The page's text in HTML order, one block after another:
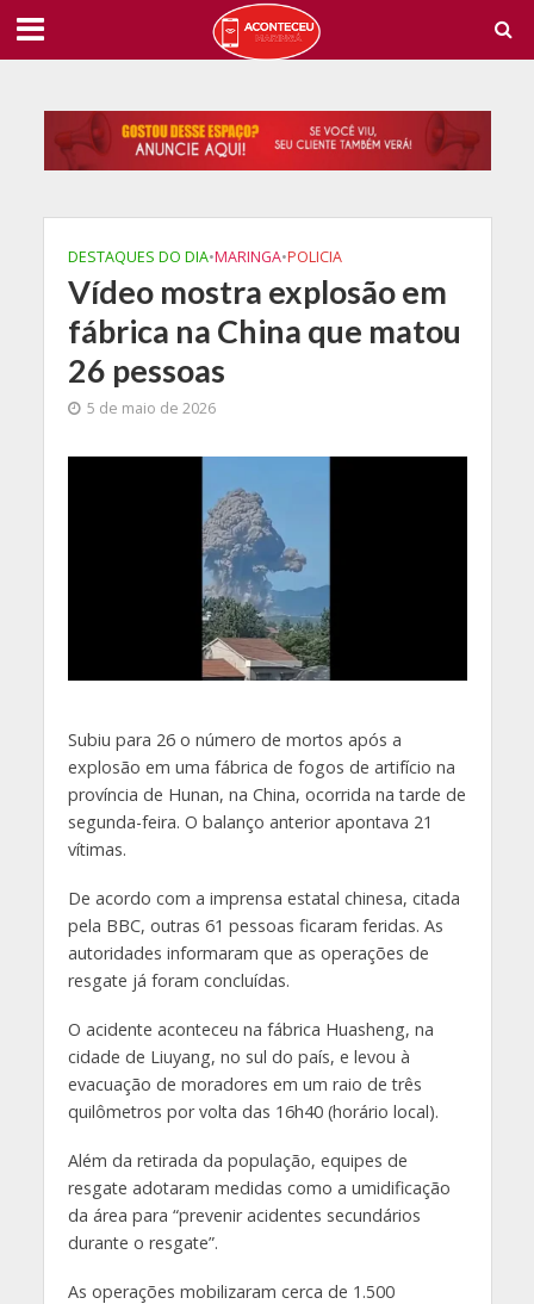
DESTAQUES DO DIA•MARINGA•POLICIA
Vídeo mostra explosão em
fábrica na China que matou
26 pessoas
5 de maio de 2026
Subiu para 26 o número de mortos após a
explosão em uma fábrica de fogos de artifício na
província de Hunan, na China, ocorrida na tarde de
segunda-feira. O balanço anterior apontava 21
vítimas.
De acordo com a imprensa estatal chinesa, citada
pela BBC, outras 61 pessoas ficaram feridas. As
autoridades informaram que as operações de
resgate já foram concluídas.
O acidente aconteceu na fábrica Huasheng, na
cidade de Liuyang, no sul do país, e levou à
evacuação de moradores em um raio de três
quilômetros por volta das 16h40 (horário local).
Além da retirada da população, equipes de
resgate adotaram medidas como a umidificação
da área para “prevenir acidentes secundários
durante o resgate”.
As operações mobilizaram cerca de 1.500